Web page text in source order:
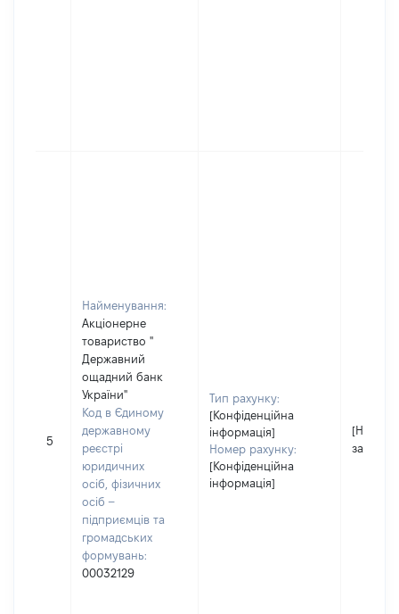
5
Найменування:
Акціонерне
товариство "
Державний
ощадний банк
України"
Код в Єдиному
державному
реєстрі
юридичних
осіб, фізичних
осіб –
підприємців та
громадських
формувань:
00032129
Тип рахунку:
[Конфіденційна
інформація]
Номер рахунку:
[Конфіденційна
інформація]
[Не